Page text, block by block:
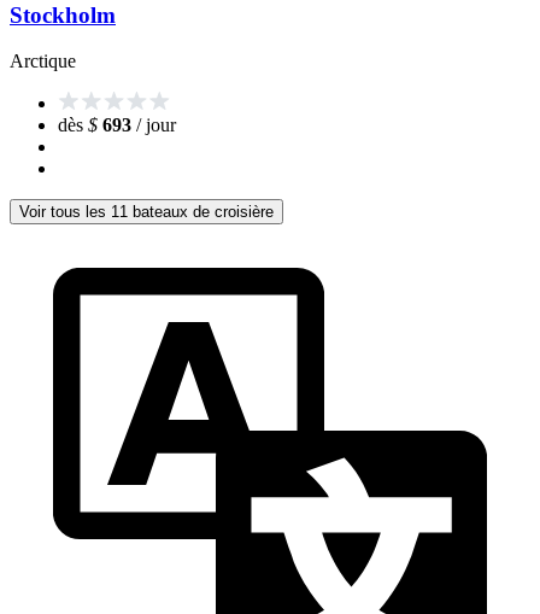
Stockholm
Arctique
dès $ 693 / jour
Voir tous les 11 bateaux de croisière